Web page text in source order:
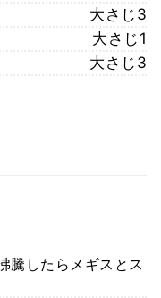
大さじ3
大さじ1
大さじ3
騰したらメギスとス